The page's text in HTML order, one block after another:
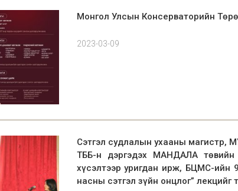
Монгол Улсын Консерваторийн
2023-03-09
Сэтгэл судлалын ухааны магистр,
ТББ-н дэргэдэх МАНДАЛА
хүсэлтээр уригдан ирж, БЦМС-ийн
насны сэтгэл зүйн онцлог” лекцийг